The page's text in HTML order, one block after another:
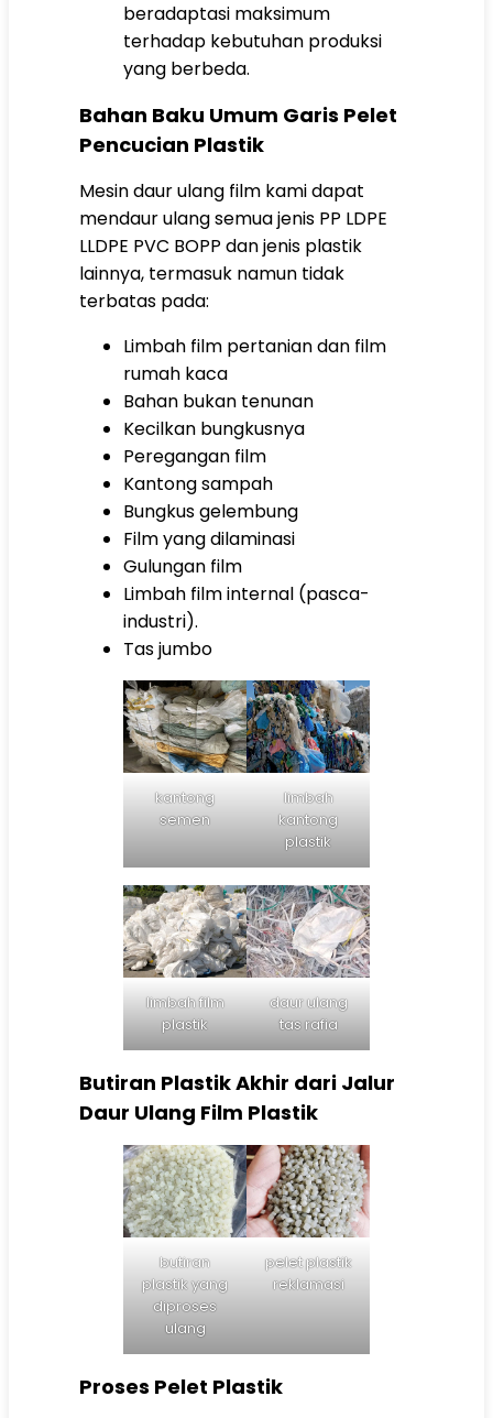
beradaptasi maksimum
terhadap kebutuhan produksi
yang berbeda.
Bahan Baku Umum Garis Pelet
Pencucian Plastik
Mesin daur ulang film kami dapat
mendaur ulang semua jenis PP LDPE
LLDPE PVC BOPP dan jenis plastik
lainnya, termasuk namun tidak
terbatas pada:
Limbah film pertanian dan film
rumah kaca
Bahan bukan tenunan
Kecilkan bungkusnya
Peregangan film
Kantong sampah
Bungkus gelembung
Film yang dilaminasi
Gulungan film
Limbah film internal (pasca-
industri).
Tas jumbo
kantong
semen
limbah
kantong
plastik
limbah film
plastik
daur ulang
tas rafia
Butiran Plastik Akhir dari Jalur
Daur Ulang Film Plastik
butiran
plastik yang
diproses
ulang
pelet plastik
reklamasi
Proses Pelet Plastik